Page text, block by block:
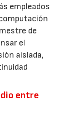
empleados
de
el
aislada,
entre